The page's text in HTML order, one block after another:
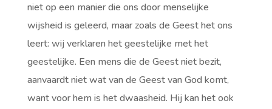
niet op een manier die ons door menselijke
wijsheid is geleerd, maar zoals de Geest het ons
leert: wij verklaren het geestelijke met het
geestelijke. Een mens die de Geest niet bezit,
aanvaardt niet wat van de Geest van God komt,
want voor hem is het dwaasheid. Hij kan het ook